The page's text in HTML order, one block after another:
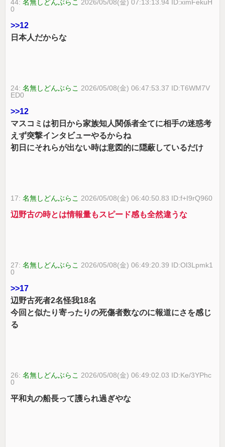
44:名無しどんぶらこ 2026/05/08(金) 07:13:13.94 ID:ximFekuH
0
>>12
日本人だからな
24:名無しどんぶらこ 2026/05/08(金) 06:47:53.37 ID:T6WM7V
ED0
>>12
マスコミは初日から家族知人関係者全てに相手の迷惑考
えず突撃インタビューやるからね
初日にそれらが出ない時は意図的に隠蔽しているだけ
17:名無しどんぶらこ 2026/05/08(金) 06:40:50.83 ID:f+I9rQ960
辺野古の時とは情報量もスピード感も全然違うな
27:名無しどんぶらこ 2026/05/08(金) 06:49:20.39 ID:Ol3Lpmk1
0
>>17
辺野古死者2名怪我18名
今回と似たり寄ったりの死傷者数なのに報道にさを感じ
る
26:名無しどんぶらこ 2026/05/08(金) 06:49:02.03 ID:Ke/3YPhc
0
平和丸の船長って護られ過ぎやな